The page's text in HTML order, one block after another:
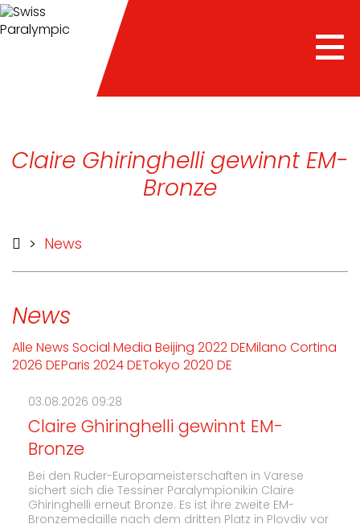
Claire Ghiringhelli gewinnt EM-
Bronze
> News
News
Alle News Social Media Beijing 2022 DEMilano Cortina
2026 DEParis 2024 DE Tokyo 2020 DE
03.08.2026 09:28
Claire Ghiringhelli gewinnt EM-
Bronze
Bei den Ruder-Europameisterschaften in Varese
sichert sich die Tessiner Paralympionikin Claire
Ghiringhelli erneut Bronze. Es ist ihre zweite EM-
Bronzemedaille nach dem dritten Platz in Plovdiv vor